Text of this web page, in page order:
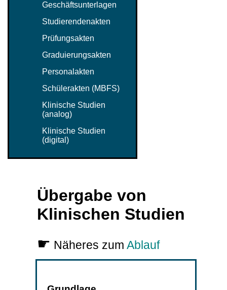
Geschäftsunterlagen
Studierendenakten
Prüfungsakten
Graduierungsakten
Personalakten
Schülerakten (MBFS)
Klinische Studien
(analog)
Klinische Studien
(digital)
Übergabe von
Klinischen Studien
☛ Näheres zum Ablauf